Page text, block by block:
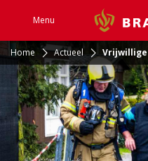
Menu
Home Actueel Vrijwillige